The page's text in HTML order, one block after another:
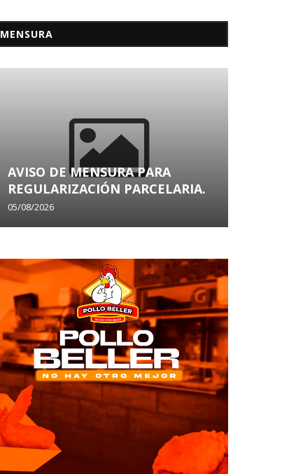
MENSURA
AVISO DE MENSURA PARA
REGULARIZACIÓN PARCELARIA.
05/08/2026